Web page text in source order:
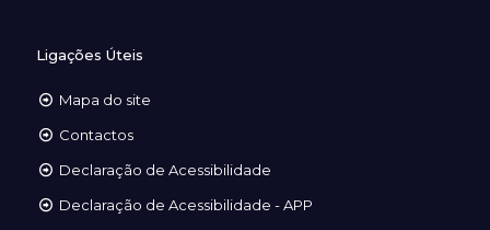
Ligações Úteis
Mapa do site
Contactos
Declaração de Acessibilidade
Declaração de Acessibilidade - APP